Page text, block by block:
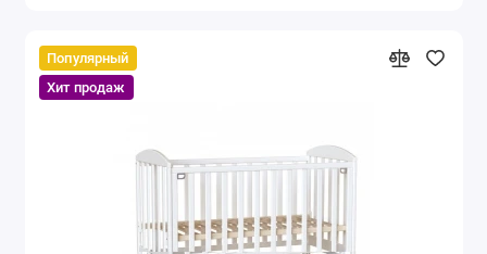
Популярный
Хит продаж